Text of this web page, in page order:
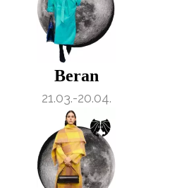
Beran
21.03.-20.04.